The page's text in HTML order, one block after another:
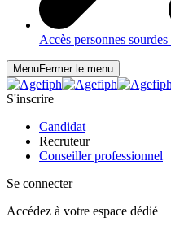
Accès personnes
MenuFermer le menu
S'inscrire
Candidat
Recruteur
Conseiller professionnel
Se connecter
Accédez à votre espace dédié